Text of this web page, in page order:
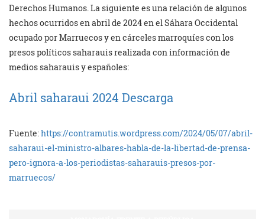
Derechos Humanos. La siguiente es una relación de algunos
hechos ocurridos en abril de 2024 en el Sáhara Occidental
ocupado por Marruecos y en cárceles marroquíes con los
presos políticos saharauis realizada con información de
medios saharauis y españoles:
Abril saharaui 2024 Descarga
Fuente:https://contramutis.wordpress.com/2024/05/07/abril-
saharaui-el-ministro-albares-habla-de-la-libertad-de-prensa-
pero-ignora-a-los-periodistas-saharauis-presos-por-
marruecos/